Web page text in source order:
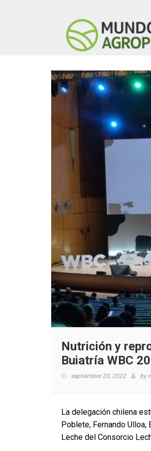
Nutrición y
Buiatría WBC
septiembre 20, 2022 by
La delegación chilena
Poblete, Fernando Ulloa,
Leche del Consorcio